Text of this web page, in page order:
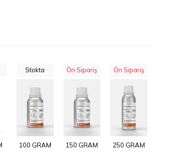
Stokta
100 GRAM
Ön Sipariş
150 GRAM
Ön Sipariş
250 GRAM